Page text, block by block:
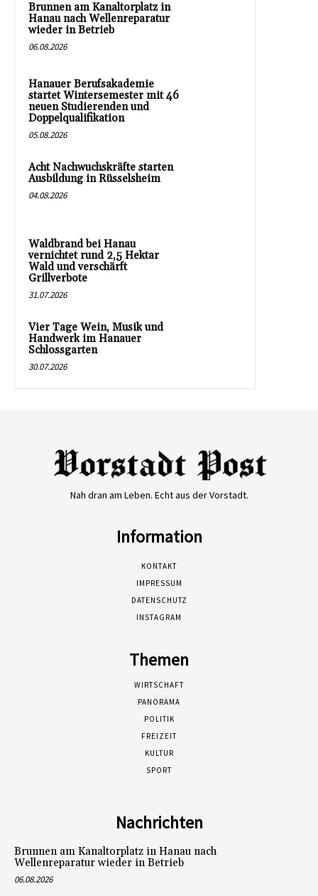
Brunnen am Kanaltorplatz in
Hanau nach Wellenreparatur
wieder in Betrieb
06.08.2026
Hanauer Berufsakademie
startet Wintersemester mit 46
neuen Studierenden und
Doppelqualifikation
05.08.2026
Acht Nachwuchskräfte starten
Ausbildung in Rüsselsheim
04.08.2026
Waldbrand bei Hanau
vernichtet rund 2,5 Hektar
Wald und verschärft
Grillverbote
31.07.2026
Vier Tage Wein, Musik und
Handwerk im Hanauer
Schlossgarten
30.07.2026
Nah dran am Leben. Echt aus der Vorstadt.
Information
KONTAKT
IMPRESSUM
DATENSCHUTZ
INSTAGRAM
Themen
WIRTSCHAFT
PANORAMA
POLITIK
FREIZEIT
KULTUR
SPORT
Nachrichten
Brunnen am Kanaltorplatz in Hanau nach
Wellenreparatur wieder in Betrieb
06.08.2026